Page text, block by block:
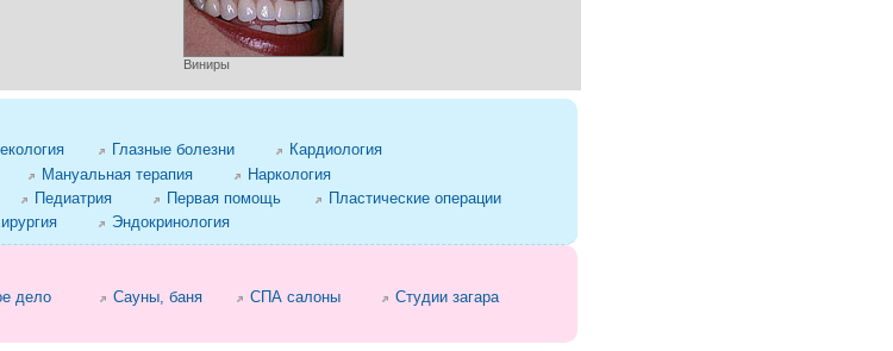
Виниры
Глазные болезни
Кардиология
Мануальная терапия
Наркология
Педиатрия Первая помощь
Пластические операции
Эндокринология
дело Сауны, баня СПА салоны
Студии загара